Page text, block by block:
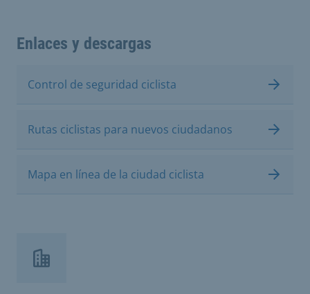
Enlaces y descargas
Control de seguridad ciclista
Rutas ciclistas para nuevos ciudadanos
Mapa en línea de la ciudad ciclista